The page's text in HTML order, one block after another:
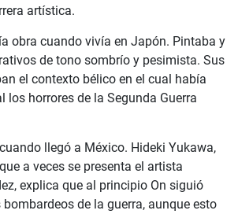
artística.
obra cuando vivía en Japón. Pintaba y
de tono sombrío y pesimista. Sus
el contexto bélico en el cual había
los horrores de la Segunda Guerra
llegó a México. Hideki Yukawa,
a veces se presenta el artista
explica que al principio On siguió
de la guerra, aunque esto